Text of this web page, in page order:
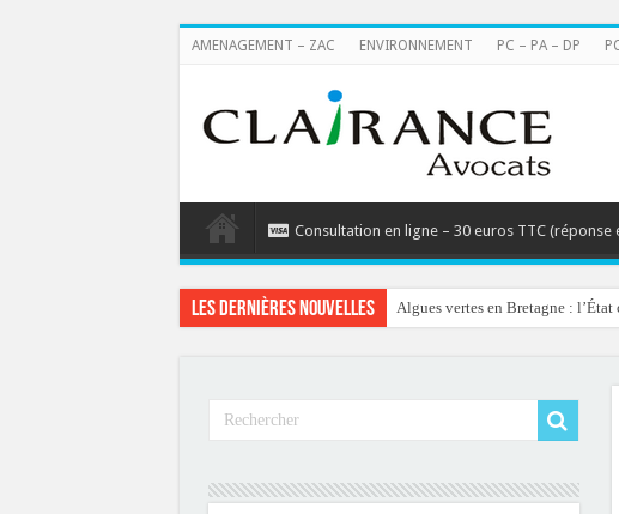
AMENAGEMENT – ZAC ENVIRONNEMENT PC – PA – DP
Consultation en ligne – 30 euros TTC (réponse
Les dernières nouvelles Algues vertes en Bretagne :